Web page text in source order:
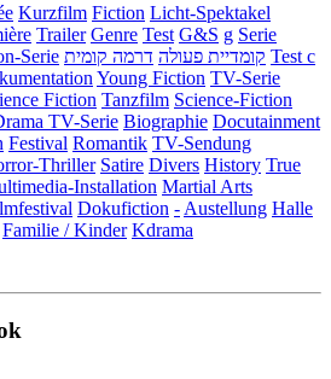
Kurzfilm Fiction Licht-Spektakel
Trailer Genre Test G&S g Serie
Serie קומדיית פעולה דרמה קומית
Test c
Young Fiction TV-Serie
Fiction Tanzfilm Science-Fiction
TV-Serie Biographie Docutainment
Festival Romantik TV-Sendung
Thriller Satire Divers History True
Installation Martial Arts
Dokufiction - Austellung Halle
Familie / Kinder Kdrama